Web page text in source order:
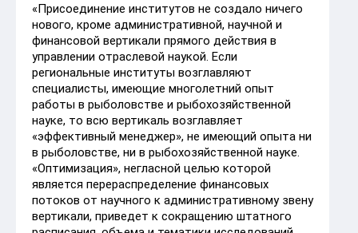
«Присоединение институтов не создало ничего
нового, кроме административной, научной и
финансовой вертикали прямого действия в
управлении отраслевой наукой. Если
региональные институты возглавляют
специалисты, имеющие многолетний опыт
работы в рыболовстве и рыбохозяйственной
науке, то всю вертикаль возглавляет
«эффективный менеджер», не имеющий опыта ни
в рыболовстве, ни в рыбохозяйственной науке.
«Оптимизация», негласной целью которой
является перераспределение финансовых
потоков от научного к административному звену
вертикали, приведет к сокращению штатного